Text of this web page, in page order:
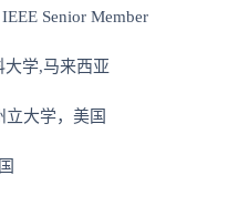
Senior Member
大学,马来西亚
立大学，美国